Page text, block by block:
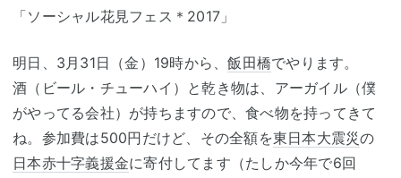
「ソーシャル花見フェス＊2017」
明日、3月31日（金）19時から、飯田橋でやります。
酒（ビール・チューハイ）と乾き物は、アーガイル（僕
がやってる会社）が持ちますので、食べ物を持ってきて
ね。参加費は500円だけど、その全額を東日本大震災の
日本赤十字義援金に寄付してます（たしか今年で6回